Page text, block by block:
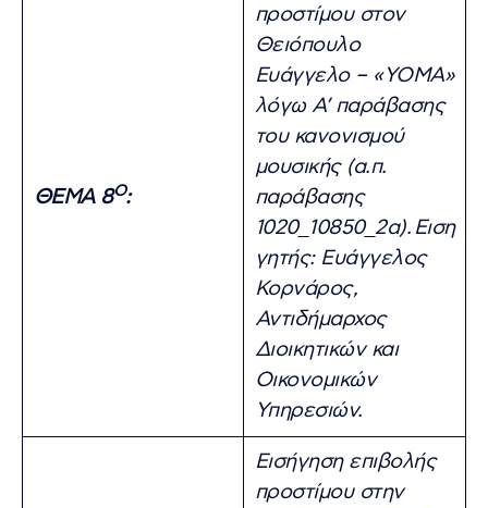
ΘΕΜΑ 8Ο:
προστίμου στον
Θειόπουλο
Ευάγγελο – «YOMA»
λόγω Α’ παράβασης
του κανονισμού
μουσικής (α.π.
παράβασης
1020_10850_2α). Ειση
γητής: Ευάγγελος
Κορνάρος,
Αντιδήμαρχος
Διοικητικών και
Οικονομικών
Υπηρεσιών.
Εισήγηση επιβολής
προστίμου στην